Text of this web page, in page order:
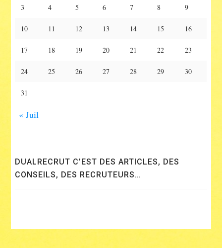
3 4 5 6 7 8 9
10 11 12 13 14 15 16
17 18 19 20 21 22 23
24 25 26 27 28 29 30
31
« Juil
DUALRECRUT C’EST DES ARTICLES, DES
CONSEILS, DES RECRUTEURS…